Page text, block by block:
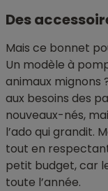
Des
Mais ce bonnet
Un modèle à
animaux mignons
aux besoins des
nouveaux-nés,
l’ado qui grandit.
tout en
petit budget, car
toute l’année.